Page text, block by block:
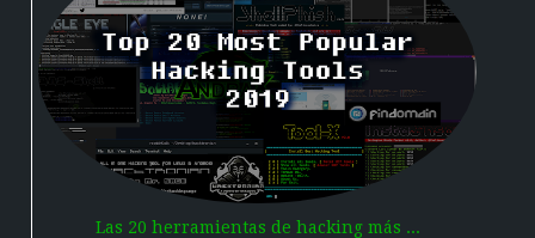
Las 20 herramientas de hacking más ...